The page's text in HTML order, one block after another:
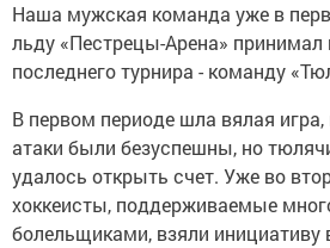
Наша мужская команда уже в
льду «Пестрецы-Арена» принимал
последнего турнира - команду
В первом периоде шла вялая
атаки были безуспешны, но
удалось открыть счет. Уже во
хоккеисты, поддерживаемые
болельщиками, взяли инициативу